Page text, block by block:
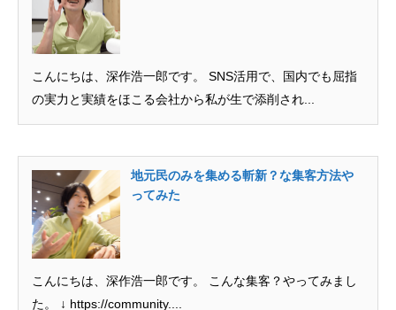
こんにちは、深作浩一郎です。 SNS活用で、国内でも屈指
の実力と実績をほこる会社から私が生で添削され...
地元民のみを集める斬新？な集客方法や
ってみた
こんにちは、深作浩一郎です。 こんな集客？やってみまし
た。 ↓ https://community....